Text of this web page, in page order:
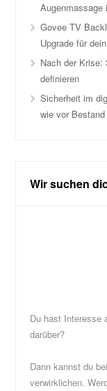
Govee TV
Upgrade für
Nach der Krise:
definieren
Sicherheit im
wie vor
Wir suchen
Du hast Interesse
darüber?
Dann kannst du
verwirklichen.